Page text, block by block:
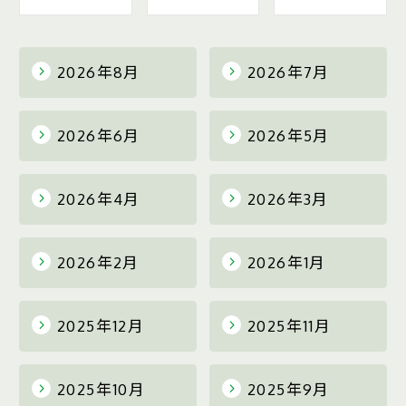
2026年8月 2026年7月
2026年6月 2026年5月
2026年4月 2026年3月
2026年2月 2026年1月
2025年12月 2025年11月
2025年10月 2025年9月